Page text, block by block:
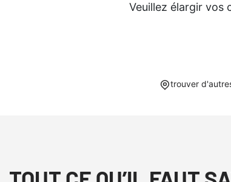
Veuillez élargir vos
trouver